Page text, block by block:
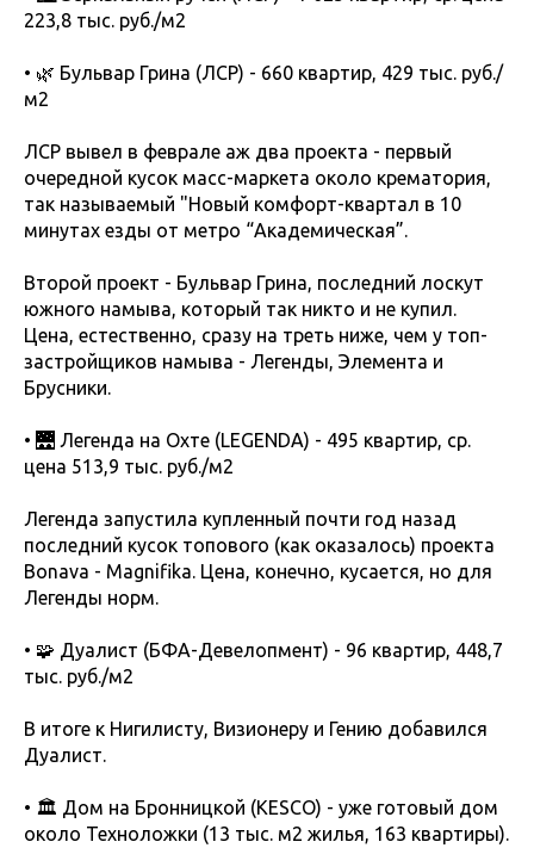
223,8 тыс. руб./м2
• 🌿 Бульвар Грина (ЛСР) - 660 квартир, 429 тыс. руб./
м2
ЛСР вывел в феврале аж два проекта - первый
очередной кусок масс-маркета около крематория,
так называемый "Новый комфорт-квартал в 10
минутах езды от метро “Академическая”.
Второй проект - Бульвар Грина, последний лоскут
южного намыва, который так никто и не купил.
Цена, естественно, сразу на треть ниже, чем у топ-
застройщиков намыва - Легенды, Элемента и
Брусники.
• 🌉 Легенда на Охте (LEGENDA) - 495 квартир, ср.
цена 513,9 тыс. руб./м2
Легенда запустила купленный почти год назад
последний кусок топового (как оказалось) проекта
Bonava - Magnifika. Цена, конечно, кусается, но для
Легенды норм.
• 🧩 Дуалист (БФА-Девелопмент) - 96 квартир, 448,7
тыс. руб./м2
В итоге к Нигилисту, Визионеру и Гению добавился
Дуалист.
• 🏛 Дом на Бронницкой (KESCO) - уже готовый дом
около Техноложки (13 тыс. м2 жилья, 163 квартиры).